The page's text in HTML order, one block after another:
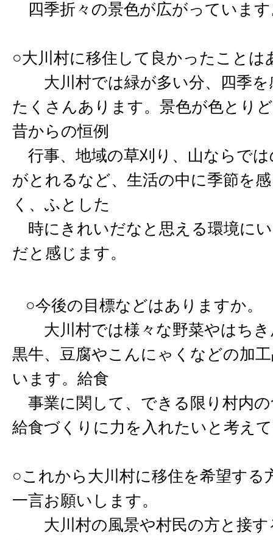
四季折々の景色が広がっていま
○大川村に移住して良かったことは
大川村では緑が多い分、四季を
たくさんあります。景色が色とり
昔からの恒例
行事、地域の草刈り、山ならでは
がとれるなど、生活の中に季節を
く、ふとした
時にきれいだなと思える環境に
だと感じます。
○今後の目標などはありますか。
大川村では様々な野菜やはちき
黒牛、豆腐やこんにゃくなどの加
います。給食
事業に関して、できる限り村内
給食づくりに力を入れたいと考え
○これから大川村に移住を希望する
一言お願いします。
大川村の風景や村民の方と接す